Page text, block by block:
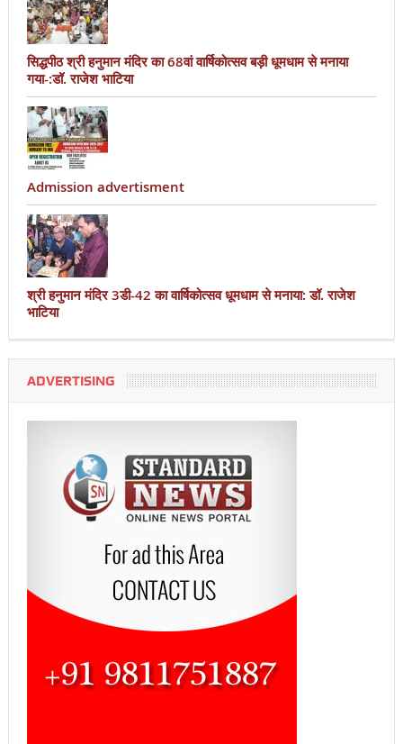
सिद्धपीठ श्री हनुमान मंदिर का 68वां वार्षिकोत्सव बड़ी धूमधाम से मनाया
गया-:डॉ. राजेश भाटिया
Admission advertisment
श्री हनुमान मंदिर 3डी-42 का वार्षिकोत्सव धूमधाम से मनाया: डॉ. राजेश
भाटिया
ADVERTISING